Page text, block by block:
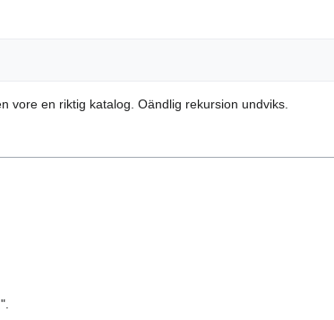
vore en riktig katalog. Oändlig rekursion undviks.